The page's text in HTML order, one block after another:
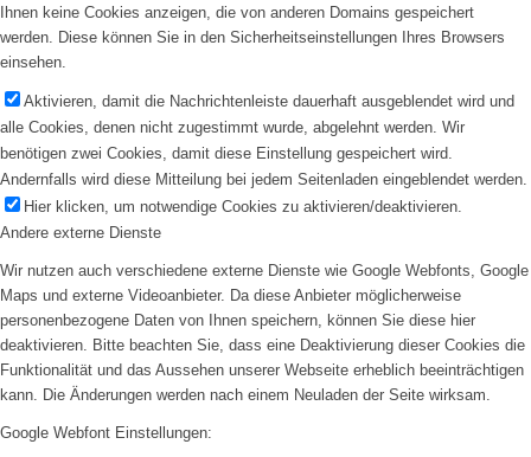
Ihnen keine Cookies anzeigen, die von anderen Domains gespeichert
werden. Diese können Sie in den Sicherheitseinstellungen Ihres Browsers
einsehen.
Aktivieren, damit die Nachrichtenleiste dauerhaft ausgeblendet wird und
alle Cookies, denen nicht zugestimmt wurde, abgelehnt werden. Wir
benötigen zwei Cookies, damit diese Einstellung gespeichert wird.
Andernfalls wird diese Mitteilung bei jedem Seitenladen eingeblendet werden.
Hier klicken, um notwendige Cookies zu aktivieren/deaktivieren.
Andere externe Dienste
Wir nutzen auch verschiedene externe Dienste wie Google Webfonts, Google
Maps und externe Videoanbieter. Da diese Anbieter möglicherweise
personenbezogene Daten von Ihnen speichern, können Sie diese hier
deaktivieren. Bitte beachten Sie, dass eine Deaktivierung dieser Cookies die
Funktionalität und das Aussehen unserer Webseite erheblich beeinträchtigen
kann. Die Änderungen werden nach einem Neuladen der Seite wirksam.
Google Webfont Einstellungen: